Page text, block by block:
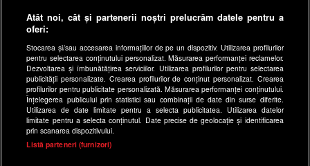
spynews.ro
useit.ro
retetefeldefel.ro
zutv.ro
Trends AntenaPLAY
AntenaPLAY
Acest site este creat si administrat de Digital Antena Group.
Atât noi, cât și partenerii noștri prelucrăm datele pentru a
oferi:
Stocarea și/sau accesarea informațiilor de pe un dispozitiv. Utilizarea profilurilor
pentru selectarea conținutului personalizat. Măsurarea performanței reclamelor.
Dezvoltarea și îmbunătățirea serviciilor. Utilizarea profilurilor pentru selectarea
publicității personalizate. Crearea profilurilor de conținut personalizat. Crearea
profilurilor pentru publicitate personalizată. Măsurarea performanței conținutului.
Înțelegerea publicului prin statistici sau combinații de date din surse diferite.
Utilizarea de date limitate pentru a selecta publicitatea. Utilizarea datelor
limitate pentru a selecta conținutul. Date precise de geolocație și identificarea
prin scanarea dispozitivului.
Listă parteneri (furnizori)